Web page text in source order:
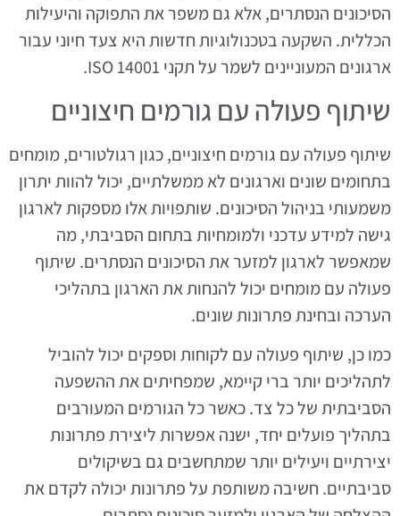
הסיכונים הנסתרים, אלא גם משפר את התפוקה והיעילות
הכללית. השקעה בטכנולוגיות חדשות היא צעד חיוני עבור
ארגונים המעוניינים לשמר על תקני ISO 14001.
שיתוף פעולה עם גורמים חיצוניים
שיתוף פעולה עם גורמים חיצוניים, כגון רגולטורים, מומחים
בתחומים שונים וארגונים לא ממשלתיים, יכול להוות יתרון
משמעותי בניהול הסיכונים. שותפויות אלו מספקות לארגון
גישה למידע עדכני ולמומחיות בתחום הסביבתי, מה
שמאפשר לארגון למזער את הסיכונים הנסתרים. שיתוף
פעולה עם מומחים יכול להנחות את הארגון בתהליכי
הערכה ובחינת פתרונות שונים.
כמו כן, שיתוף פעולה עם לקוחות וספקים יכול להוביל
לתהליכים יותר ברי קיימא, שמפחיתים את ההשפעה
הסביבתית של כל צד. כאשר כל הגורמים המעורבים
בתהליך פועלים יחד, ישנה אפשרות ליצירת פתרונות
יצירתיים ויעילים יותר שמתחשבים גם בשיקולים
סביבתיים. חשיבה משותפת על פתרונות יכולה לקדם את